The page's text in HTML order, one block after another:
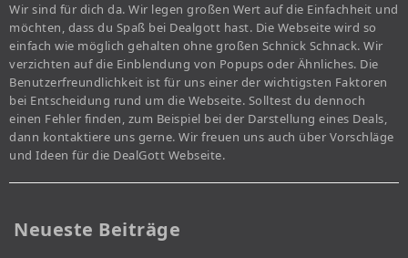
Wir sind für dich da. Wir legen großen Wert auf die Einfachheit und
möchten, dass du Spaß bei Dealgott hast. Die Webseite wird so
einfach wie möglich gehalten ohne großen Schnick Schnack. Wir
verzichten auf die Einblendung von Popups oder Ähnliches. Die
Benutzerfreundlichkeit ist für uns einer der wichtigsten Faktoren
bei Entscheidung rund um die Webseite. Solltest du dennoch
einen Fehler finden, zum Beispiel bei der Darstellung eines Deals,
dann kontaktiere uns gerne. Wir freuen uns auch über Vorschläge
und Ideen für die DealGott Webseite.
Neueste Beiträge